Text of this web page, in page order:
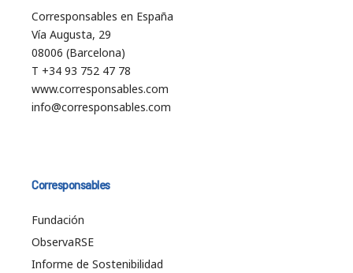
Corresponsables en España
Vía Augusta, 29
08006 (Barcelona)
T +34 93 752 47 78
www.corresponsables.com
info@corresponsables.com
Corresponsables
Fundación
ObservaRSE
Informe de Sostenibilidad